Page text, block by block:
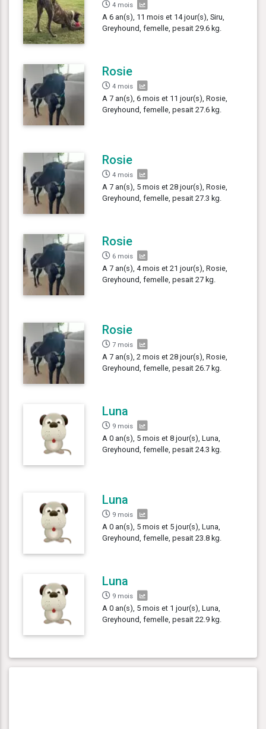
4 mois
A 6 an(s), 11 mois et 14 jour(s), Siru,
Greyhound, femelle, pesait 29.6 kg.
Rosie
4 mois
A 7 an(s), 6 mois et 11 jour(s), Rosie,
Greyhound, femelle, pesait 27.6 kg.
Rosie
4 mois
A 7 an(s), 5 mois et 28 jour(s), Rosie,
Greyhound, femelle, pesait 27.3 kg.
Rosie
6 mois
A 7 an(s), 4 mois et 21 jour(s), Rosie,
Greyhound, femelle, pesait 27 kg.
Rosie
7 mois
A 7 an(s), 2 mois et 28 jour(s), Rosie,
Greyhound, femelle, pesait 26.7 kg.
Luna
9 mois
A 0 an(s), 5 mois et 8 jour(s), Luna,
Greyhound, femelle, pesait 24.3 kg.
Luna
9 mois
A 0 an(s), 5 mois et 5 jour(s), Luna,
Greyhound, femelle, pesait 23.8 kg.
Luna
9 mois
A 0 an(s), 5 mois et 1 jour(s), Luna,
Greyhound, femelle, pesait 22.9 kg.